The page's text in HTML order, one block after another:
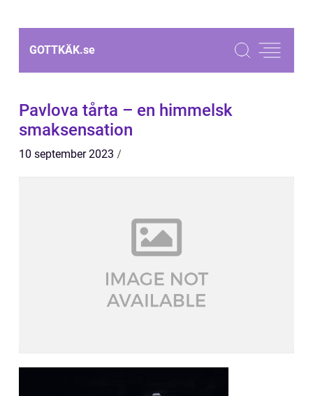
GOTTKÄK.se
Pavlova tårta – en himmelsk
smaksensation
10 september 2023